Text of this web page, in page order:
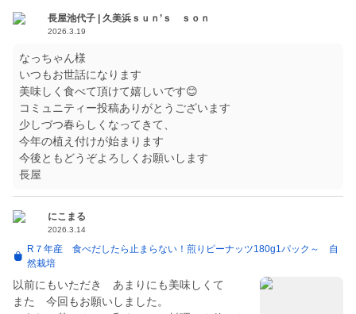
長屋池代子 | 久美浜ｓｕｎ’ｓ ｓｏｎ
2026.3.19
なっちゃん様
いつもお世話になります
美味しく食べて頂けて嬉しいです😊
コミュニティー投稿ありがとうございます
少しづつ春らしくなってきて、
今年の植え付けが始まります
今後ともどうぞよろしくお願いします
長屋
にこまる
2026.3.14
R７年産 食べだしたら止まらない！煎りピーナッツ180g1パック～ 自
然栽培
以前にもいただき あまりにも美味しくて
また 今回もお願いしました。